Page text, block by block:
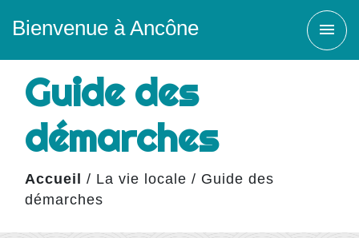
Bienvenue à Ancône menu
Guide des
démarches
Accueil / La vie locale / Guide des
démarches